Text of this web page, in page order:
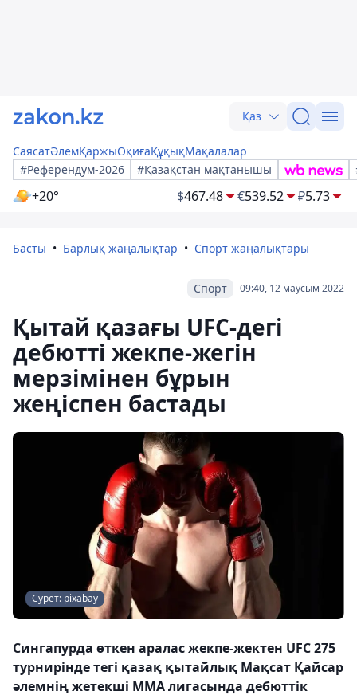
Қаз
СаясатӘлемҚаржыОқиғаҚұқықМақалалар
#Референдум-2026
#Қазақстан мақтанышы
+20° $467.48 €539.52 ₽5.73
Басты Барлық жаңалықтар Спорт жаңалықтары
09:40, 12 маусым 2022
Спорт
Қытай қазағы UFC-дегі
дебютті жекпе-жегін
мерзімінен бұрын
жеңіспен бастады
Сурет: pixabay
Сингапурда өткен аралас жекпе-жектен UFC 275
турнирінде тегі қазақ қытайлық Мақсат Қайсар
әлемнің жетекші ММА лигасында дебюттік